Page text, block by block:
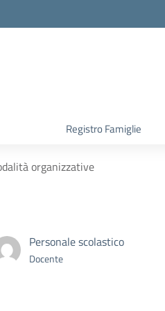
Registro Famiglie
organizzative
Personale scolastico
Docente